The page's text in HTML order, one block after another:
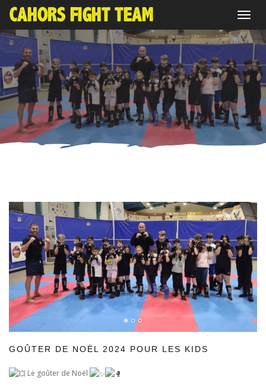
Déplier
GOÛTER DE NOËL 2024 POUR LES KIDS
Le goûter de Noël